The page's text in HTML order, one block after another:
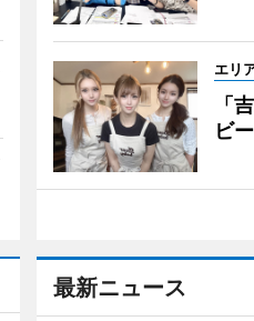
エリ
「
ビ
最新ニュース